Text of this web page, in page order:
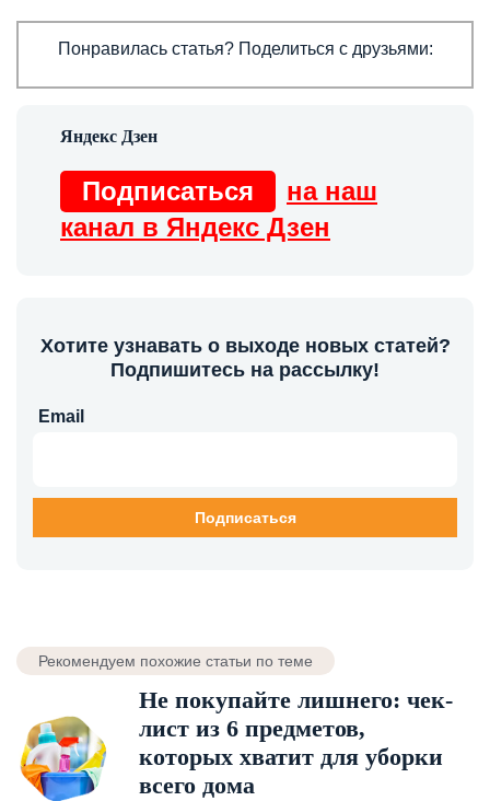
Понравилась статья? Поделиться с друзьями:
Подписаться
на наш
канал в Яндекс Дзен
Хотите узнавать о выходе новых статей?
Подпишитесь на рассылку!
Email
Рекомендуем похожие статьи по теме
Не покупайте лишнего: чек-
лист из 6 предметов,
которых хватит для уборки
всего дома